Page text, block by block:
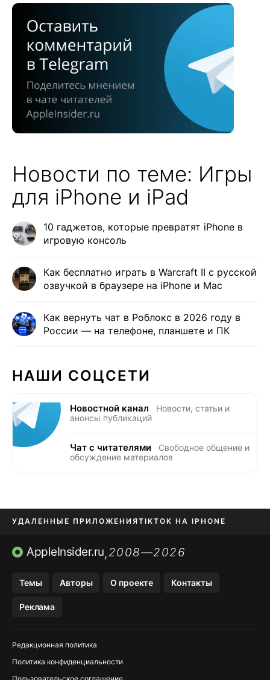
Новости по теме: Игры
для iPhone и iPad
10 гаджетов, которые превратят iPhone в
игровую консоль
Как бесплатно играть в Warcraft II с русской
озвучкой в браузере на iPhone и Mac
Как вернуть чат в Роблокс в 2026 году в
России — на телефоне, планшете и ПК
НАШИ СОЦСЕТИ
Новостной канал
Новости, статьи и
анонсы публикаций
Чат с читателями
Свободное общение и
обсуждение материалов
УДАЛЕННЫЕ ПРИЛОЖЕНИЯTIKTOK НА IPHONE
ПРИЛОЖЕНИЯ БЕЗ APP STORE
AppleInsider.ru,2008—2026
Темы Авторы О проекте Контакты
Реклама
Редакционная политика
Политика конфиденциальности